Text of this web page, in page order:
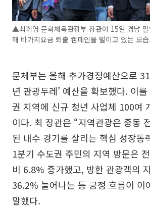
▲최휘영 문화체육관광부 장관이 15일 경남
해 바가지요금 퇴출 캠페인을 벌이고 있는 모
문체부는 올해 추가경정예산으로
년 관광두레’ 예산을 확보했다. 이
권 지역에 신규 청년 사업체 100여
이다. 최 장관은 “지역관광은 중동
된 내수 경기를 살리는 핵심 성장동
1분기 수도권 주민의 지역 방문은
비 6.8% 증가했고, 방한 관광객의
36.2% 늘어나는 등 긍정 흐름이 이
말했다.